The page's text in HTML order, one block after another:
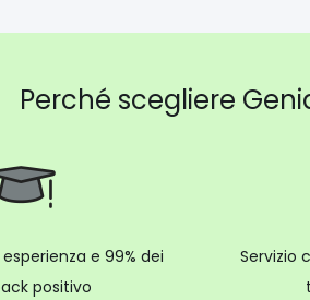
Perché scegliere
e 99% dei
positivo
Servizio